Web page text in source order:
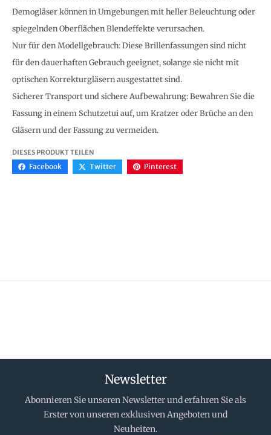
Demogläser können in Umgebungen mit heller Beleuchtung oder
spiegelnden Oberflächen Blendeffekte verursachen.
Nur für den Modellgebrauch: Diese Brillenfassungen sind nicht
für den dauerhaften Gebrauch geeignet, solange sie nicht mit
optischen Korrekturgläsern ausgestattet sind.
Sicherer Transport und sichere Aufbewahrung: Bewahren Sie die
Fassung in einem Schutzetui auf, um Kratzer oder Brüche an den
Gläsern und der Fassung zu vermeiden.
DIESES PRODUKT TEILEN
Facebook Twitter Pinterest
Newsletter
Abonnieren Sie unseren Newsletter und erfahren Sie als
Erster von unseren exklusiven Angeboten und
Neuheiten.